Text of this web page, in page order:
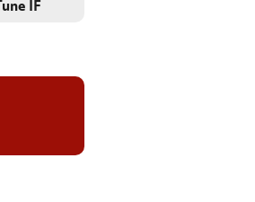
Tune IF